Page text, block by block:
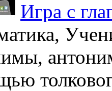
Игра с